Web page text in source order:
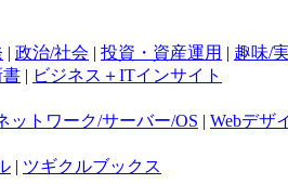
| 政治/社会 | 投資・資産運用 | 趣味/
書 | ビジネス＋ITインサイト
ットワーク/サーバー/OS | Webデザ
| ツギクルブックス